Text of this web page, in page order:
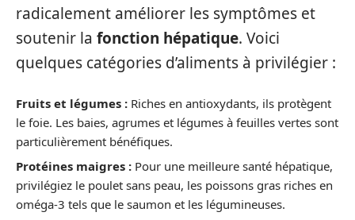
radicalement améliorer les symptômes et
soutenir la fonction hépatique. Voici
quelques catégories d’aliments à privilégier :
Fruits et légumes : Riches en antioxydants, ils protègent
le foie. Les baies, agrumes et légumes à feuilles vertes sont
particulièrement bénéfiques.
Protéines maigres : Pour une meilleure santé hépatique,
privilégiez le poulet sans peau, les poissons gras riches en
oméga-3 tels que le saumon et les légumineuses.